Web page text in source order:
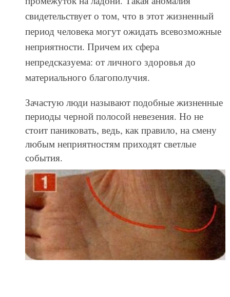
свидетельствует о том, что в этот жизненный
период человека могут ожидать всевозможные
неприятности. Причем их сфера
непредсказуема: от личного здоровья до
материального благополучия.
Зачастую люди называют подобные жизненные
периоды черной полосой невезения. Но не
стоит паниковать, ведь, как правило, на смену
любым неприятностям приходят светлые
события.